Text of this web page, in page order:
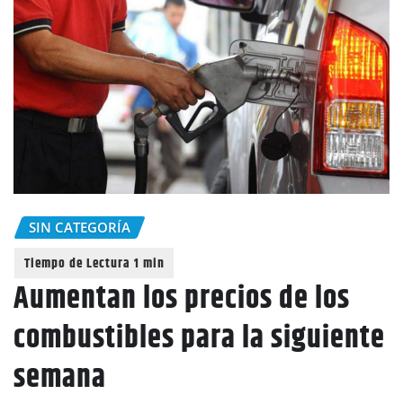
SIN CATEGORÍA
Aumentan los precios de los
combustibles para la siguiente
semana